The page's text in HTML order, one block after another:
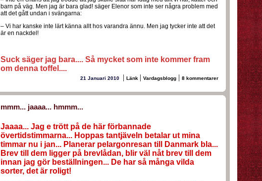
barn på väg. Men jag är bara glad! säger Elenor som inte ser några problem med
att det gått undan i svängarna:
– Vi har kanske inte lärt känna allt hos varandra ännu. Men jag tycker inte att det
är en nackdel!
Suck säger jag bara.... Så mycket som inte kommer fram
om denna toffel....
21 Januari 2010 | Länk | Vardagsblogg| 8 kommentarer
mmm... jaaaa... hmmm...
Jaaaa... Jag e trött på de här förbannade
övertidstimmarna... Hoppas tantjäveln betalar ut mina
timmar nu i jan... Planerar pelargonresan till Danmark bla...
Brev till dem ligger på brevlådan, blir väl nåt brev till dem
innan jag gör beställningen... De har så många vilda
sorter, det är roligt!